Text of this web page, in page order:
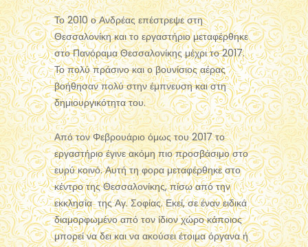
Το 2010 ο Ανδρέας επέστρεψε στη
Θεσσαλονίκη και το εργαστήριο μεταφέρθηκε
στο Πανόραμα Θεσσαλονίκης μέχρι το 2017.
Το πολύ πράσινο και ο βουνίσιος αέρας
βοήθησαν πολύ στην έμπνευση και στη
δημιουργικότητα του.
Από τον Φεβρουάριο όμως του 2017 το
εργαστήριο έγινε ακόμη πιο προσβάσιμο στο
ευρύ κοινό. Αυτή τη φορα μεταφέρθηκε στο
κέντρο της Θεσσαλονίκης, πίσω από την
εκκλησία της Αγ. Σοφίας. Εκεί, σε έναν ειδικά
διαμορφωμένο από τον ίδιον χώρο κάποιος
μπορεί να δει και να ακούσει έτοιμα όργανα ή